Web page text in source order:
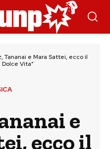
Tananai e Mara Sattei, ecco il
Vita”
e
ecco il